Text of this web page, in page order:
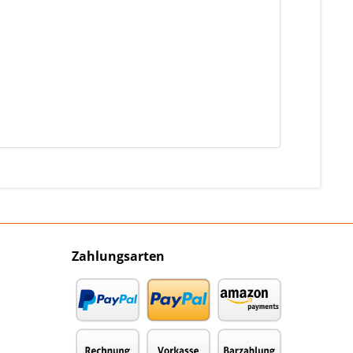
Zahlungsarten